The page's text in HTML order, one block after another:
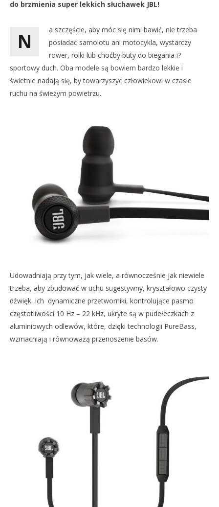
do brzmienia super lekkich słuchawek JBL!
N
a szczęście, aby móc się nimi bawić, nie trzeba
posiadać samolotu ani motocykla, wystarczy
rower, rolki lub choćby buty do biegania i?
sportowy duch. Oba modele są bowiem bardzo lekkie i
świetnie nadają się, by towarzyszyć człowiekowi w czasie
ruchu na świeżym powietrzu.
Udowadniają przy tym, jak wiele, a równocześnie jak niewiele
trzeba, aby zbudować w uchu sugestywny, kryształowo czysty
dźwięk. Ich dynamiczne przetworniki, kontrolujące pasmo
częstotliwości 10 Hz – 22 kHz, ukryte są w pudełeczkach z
aluminiowych odlewów, które, dzięki technologii PureBass,
wzmacniają i równoważą przenoszenie basów.